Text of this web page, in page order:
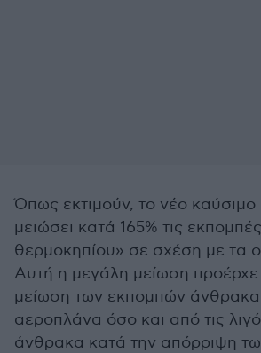
Όπως εκτιμούν, το νέο καύσιμο
μειώσει κατά 165% τις
θερμοκηπίου» σε σχέση με τα
Αυτή η μεγάλη μείωση
μείωση των εκπομπών
αεροπλάνα όσο και από τις
άνθρακα κατά την απόρριψη